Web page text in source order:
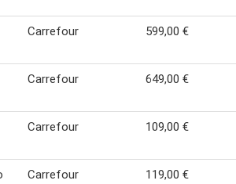
Carrefour 599,00 €
Carrefour 649,00 €
Carrefour 109,00 €
Carrefour 119,00 €